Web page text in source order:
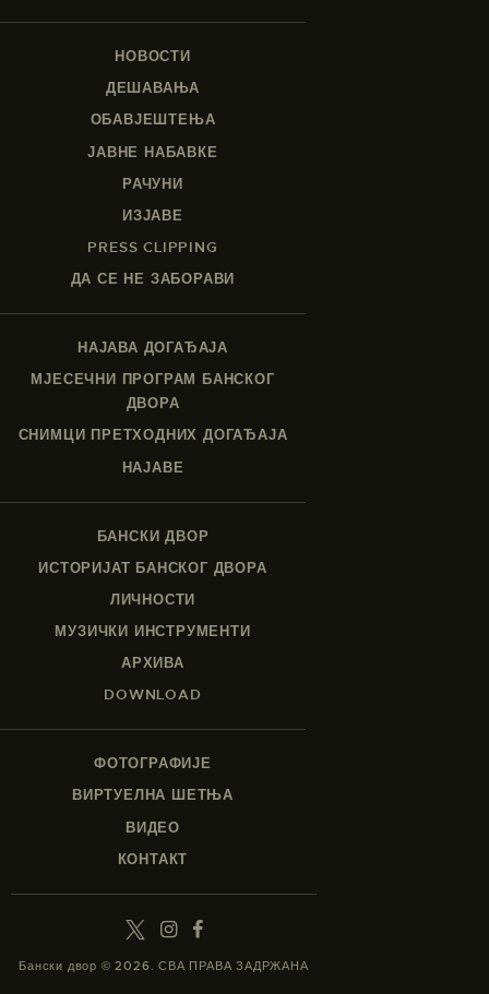
НОВОСТИ
ДЕШАВАЊА
ОБАВЈЕШТЕЊА
ЈАВНЕ НАБАВКЕ
РАЧУНИ
ИЗЈАВЕ
PRESS CLIPPING
ДА СЕ НЕ ЗАБОРАВИ
НАЈАВА ДОГАЂАЈА
МЈЕСЕЧНИ ПРОГРАМ БАНСКОГ
ДВОРА
СНИМЦИ ПРЕТХОДНИХ ДОГАЂАЈА
НАЈАВЕ
БАНСКИ ДВОР
ИСТОРИЈАТ БАНСКОГ ДВОРА
ЛИЧНОСТИ
МУЗИЧКИ ИНСТРУМЕНТИ
АРХИВА
DOWNLOAD
ФОТОГРАФИЈЕ
ВИРТУЕЛНА ШЕТЊА
ВИДЕО
КОНТАКТ
Бански двор © 2026. СВА ПРАВА ЗАДРЖАНА